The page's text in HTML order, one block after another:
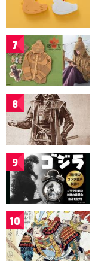
7
8
9
10